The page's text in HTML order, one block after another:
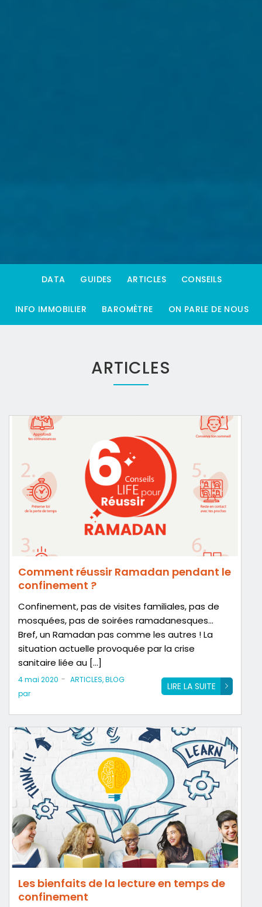
DATA GUIDES ARTICLES CONSEILS
INFO IMMOBILIER BAROMÈTRE ON PARLE DE NOUS
ARTICLES
Comment réussir Ramadan pendant le
confinement ?
Confinement, pas de visites familiales, pas de
mosquées, pas de soirées ramadanesques…
Bref, un Ramadan pas comme les autres ! La
situation actuelle provoquée par la crise
sanitaire liée au […]
LIRE LA SUITE
4 mai 2020 - ARTICLES,BLOG
par
Les bienfaits de la lecture en temps de
confinement